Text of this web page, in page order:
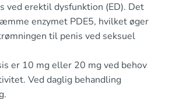
ved erektil dysfunktion (ED). Det
enzymet PDE5, hvilket øger
til penis ved seksuel
er 10 mg eller 20 mg ved behov
Ved daglig behandling